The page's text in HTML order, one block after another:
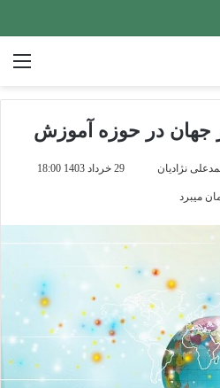
نژادیان
ارسال29 خرداد 1403 18:00